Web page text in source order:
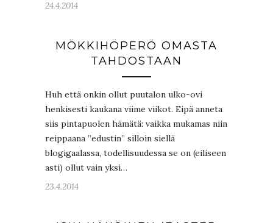
24.4.2014
MÖKKIHÖPERÖ OMASTA
TAHDOSTAAN
Huh että onkin ollut puutalon ulko-ovi
henkisesti kaukana viime viikot. Eipä anneta
siis pintapuolen hämätä: vaikka mukamas niin
reippaana ”edustin” silloin siellä
blogigaalassa, todellisuudessa se on (eiliseen
asti) ollut vain yksi…
23.4.2014